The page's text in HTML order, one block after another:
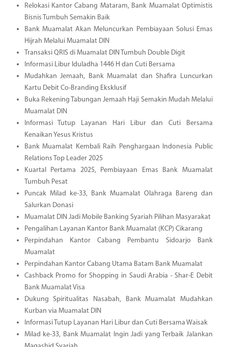
Relokasi Kantor Cabang Mataram, Bank Muamalat Optimistis
Bisnis Tumbuh Semakin Baik
Bank Muamalat Akan Meluncurkan Pembiayaan Solusi Emas
Hijrah Melalui Muamalat DIN
Transaksi QRIS di Muamalat DIN Tumbuh Double Digit
Informasi Libur Iduladha 1446 H dan Cuti Bersama
Mudahkan Jemaah, Bank Muamalat dan Shafira Luncurkan
Kartu Debit Co-Branding Eksklusif
Buka Rekening Tabungan Jemaah Haji Semakin Mudah Melalui
Muamalat DIN
Informasi Tutup Layanan Hari Libur dan Cuti Bersama
Kenaikan Yesus Kristus
Bank Muamalat Kembali Raih Penghargaan Indonesia Public
Relations Top Leader 2025
Kuartal Pertama 2025, Pembiayaan Emas Bank Muamalat
Tumbuh Pesat
Puncak Milad ke-33, Bank Muamalat Olahraga Bareng dan
Salurkan Donasi
Muamalat DIN Jadi Mobile Banking Syariah Pilihan Masyarakat
Pengalihan Layanan Kantor Bank Muamalat (KCP) Cikarang
Perpindahan Kantor Cabang Pembantu Sidoarjo Bank
Muamalat
Perpindahan Kantor Cabang Utama Batam Bank Muamalat
Cashback Promo for Shopping in Saudi Arabia - Shar-E Debit
Bank Muamalat Visa
Dukung Spiritualitas Nasabah, Bank Muamalat Mudahkan
Kurban via Muamalat DIN
Informasi Tutup Layanan Hari Libur dan Cuti Bersama Waisak
Milad ke-33, Bank Muamalat Ingin Jadi yang Terbaik Jalankan